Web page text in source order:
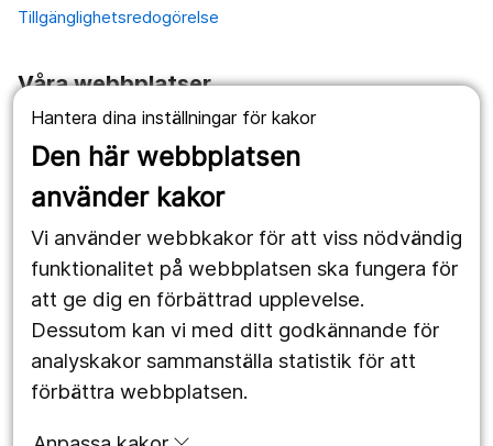
Hantera dina inställningar för kakor
Den här webbplatsen
använder kakor
Vi använder webbkakor för att viss nödvändig
funktionalitet på webbplatsen ska fungera för
att ge dig en förbättrad upplevelse.
Dessutom kan vi med ditt godkännande för
analyskakor sammanställa statistik för att
förbättra webbplatsen.
Tillgänglighetsredogörelse
Våra webbplatser
1177.se
Länstrafiken
Utveckling
Följ oss
Facebook